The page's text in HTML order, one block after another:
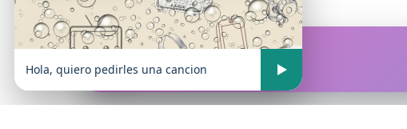
FM Atrevida
En vivo